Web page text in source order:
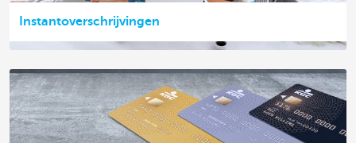
Instantoverschrijvingen